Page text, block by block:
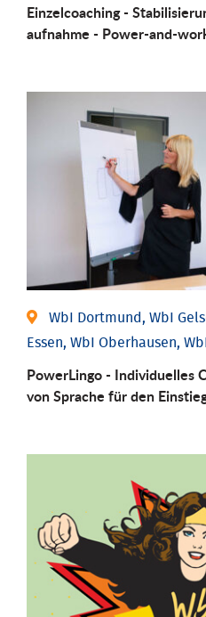
Einzel­coaching -
aufnahme - Power-and-
WbI Dortmund, WbI
Essen, WbI Oberhausen,
PowerLingo - Individuelles
von Sprache für den